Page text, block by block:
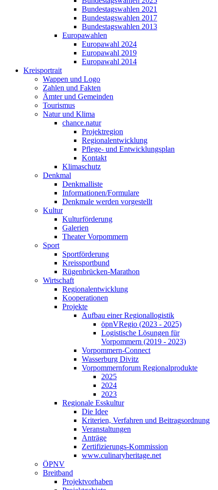
Bundestagswahlen 2021
Bundestagswahlen 2017
Bundestagswahlen 2013
Europawahlen
Europawahl 2024
Europawahl 2019
Europawahl 2014
Kreisportrait
Wappen und Logo
Zahlen und Fakten
Ämter und Gemeinden
Tourismus
Natur und Klima
chance.natur
Projektregion
Regionalentwicklung
Pflege- und Entwicklungsplan
Kontakt
Klimaschutz
Denkmal
Denkmalliste
Informationen/Formulare
Denkmale werden vorgestellt
Kultur
Kulturförderung
Galerien
Theater Vorpommern
Sport
Sportförderung
Kreissportbund
Rügenbrücken-Marathon
Wirtschaft
Regionalentwicklung
Kooperationen
Projekte
Aufbau einer Regionallogistik
öpnVRegio (2023 - 2025)
Logistische Lösungen­ für
Vorpommern (2019 - 2023)
Vorpommern-Connect
Wasserburg Divitz
Vorpommernforum Regionalprodukte
2025
2024
2023
Regionale Esskultur
Die Idee
Kriterien, Verfahren und Beitragsordnung
Veranstaltungen
Anträge
Zertifizierungs-Kommission
www.culinaryheritage.net
ÖPNV
Breitband
Projektvorhaben